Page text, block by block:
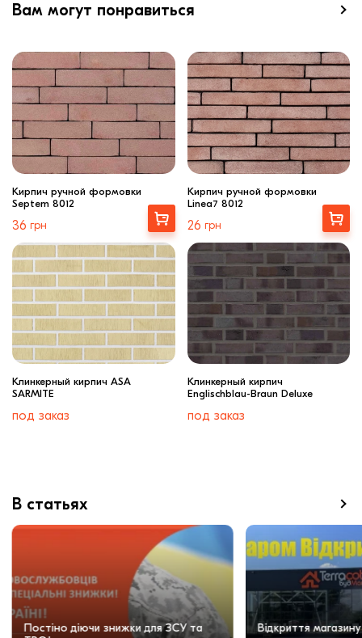
Вам могут понравиться
Кирпич ручной формовки
Septem 8012
36 грн
Выбрать
Кирпич ручной формовки
Linea7 8012
26 грн
Выбрать
Клинкерный кирпич ASA
SARMITE
под заказ
Клинкерный кирпич
Englischblau-Braun Deluxe
под заказ
В статьях
Постіно діючи знижки для ЗСУ та
Відкриття магазину